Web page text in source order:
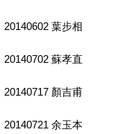
20140602 葉步相
20140702 蘇孝直
20140717 顏吉甫
20140721 余玉本